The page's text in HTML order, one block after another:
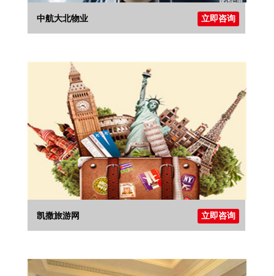
中航大北物业 立即咨询
凯撒旅游网 立即咨询